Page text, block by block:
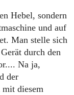
Hebel, sondern
und auf
Man stelle sich
durch den
Na ja,
der
diesem